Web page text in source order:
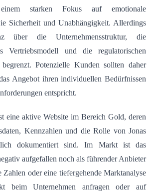
starken Fokus auf emotionale
Sicherheit und Unabhängigkeit. Allerdings
über die Unternehmensstruktur, die
Vertriebsmodell und die regulatorischen
Potenzielle Kunden sollten daher
Angebot ihren individuellen Bedürfnissen
entspricht.
eine aktive Website im Bereich Gold, deren
Kennzahlen und die Rolle von Jonas
dokumentiert sind. Im Markt ist das
aufgefallen noch als führender Anbieter
Zahlen oder eine tiefergehende Marktanalyse
beim Unternehmen anfragen oder auf